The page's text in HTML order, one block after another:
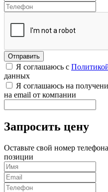
Я соглашаюсь с
данных
Я соглашаюсь на
на email от компании
Запросить цену
Оставьте свой номер
позиции